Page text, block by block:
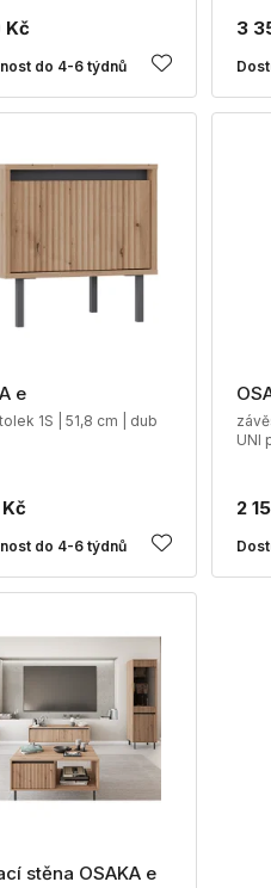
Kč
do 4-6 týdnů
3
e
1S | 51,8 cm | dub
do 4-6 týdnů
UNI
2
stěna OSAKA e